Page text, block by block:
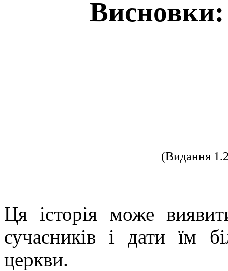
Висновки:
(Видання
Ця історія може
сучасників і дати їм
церкви.